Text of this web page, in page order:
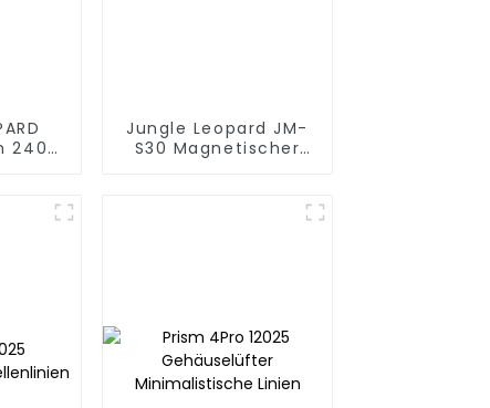
240
Jungle Leopard JM-
S30 Magnetischer